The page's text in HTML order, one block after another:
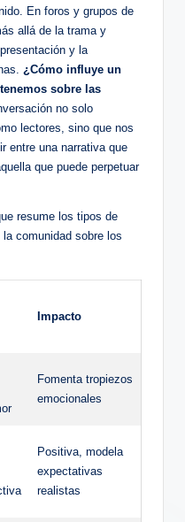
En foros​ y grupos de
allá de la⁣ trama y
y ⁢la
¿Cómo ‍influye un
sobre las
no solo
lectores,‍ sino que nos
⁢entre una ​narrativa que
que puede perpetuar
resume los tipos de​
comunidad sobre ​los
Impacto
Fomenta tropiezos
emocionales
Positiva, modela
expectativas
realistas